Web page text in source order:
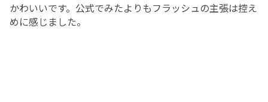
かわいいです。公式でみたよりもフラッシュの主張は控え
めに感じました。